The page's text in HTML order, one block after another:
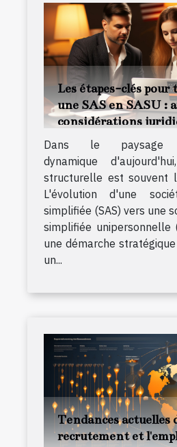
Les étapes-clés
une SAS en SASU :
considérations
Dans le paysage
dynamique
structurelle est souvent
L'évolution d'une
simplifiée (SAS) vers une
simplifiée unipersonnelle
une démarche
un...
Tendances actuelles
recrutement et